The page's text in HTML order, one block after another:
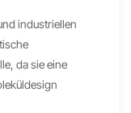
industriellen
da sie eine